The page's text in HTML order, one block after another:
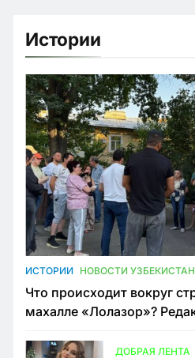
Истории
ИСТОРИИ НОВОСТИ
Что происходит вокруг
махалле «Лолазор»?
конфликта
ДОБРАЯ ЛЕНТА